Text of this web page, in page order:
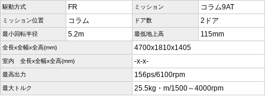
駆動方式 FR ミッション コラム9AT
ミッション位置 コラム ドア数 2ドア
最小回転半径 5.2m 最低地上高 115mm
全長x全幅x全高(mm) 4700x1810x1405
室内 全長x全幅x全高(mm) -x-x-
最高出力 156ps/6100rpm
最大トルク 25.5kg・m/1500～4000rpm